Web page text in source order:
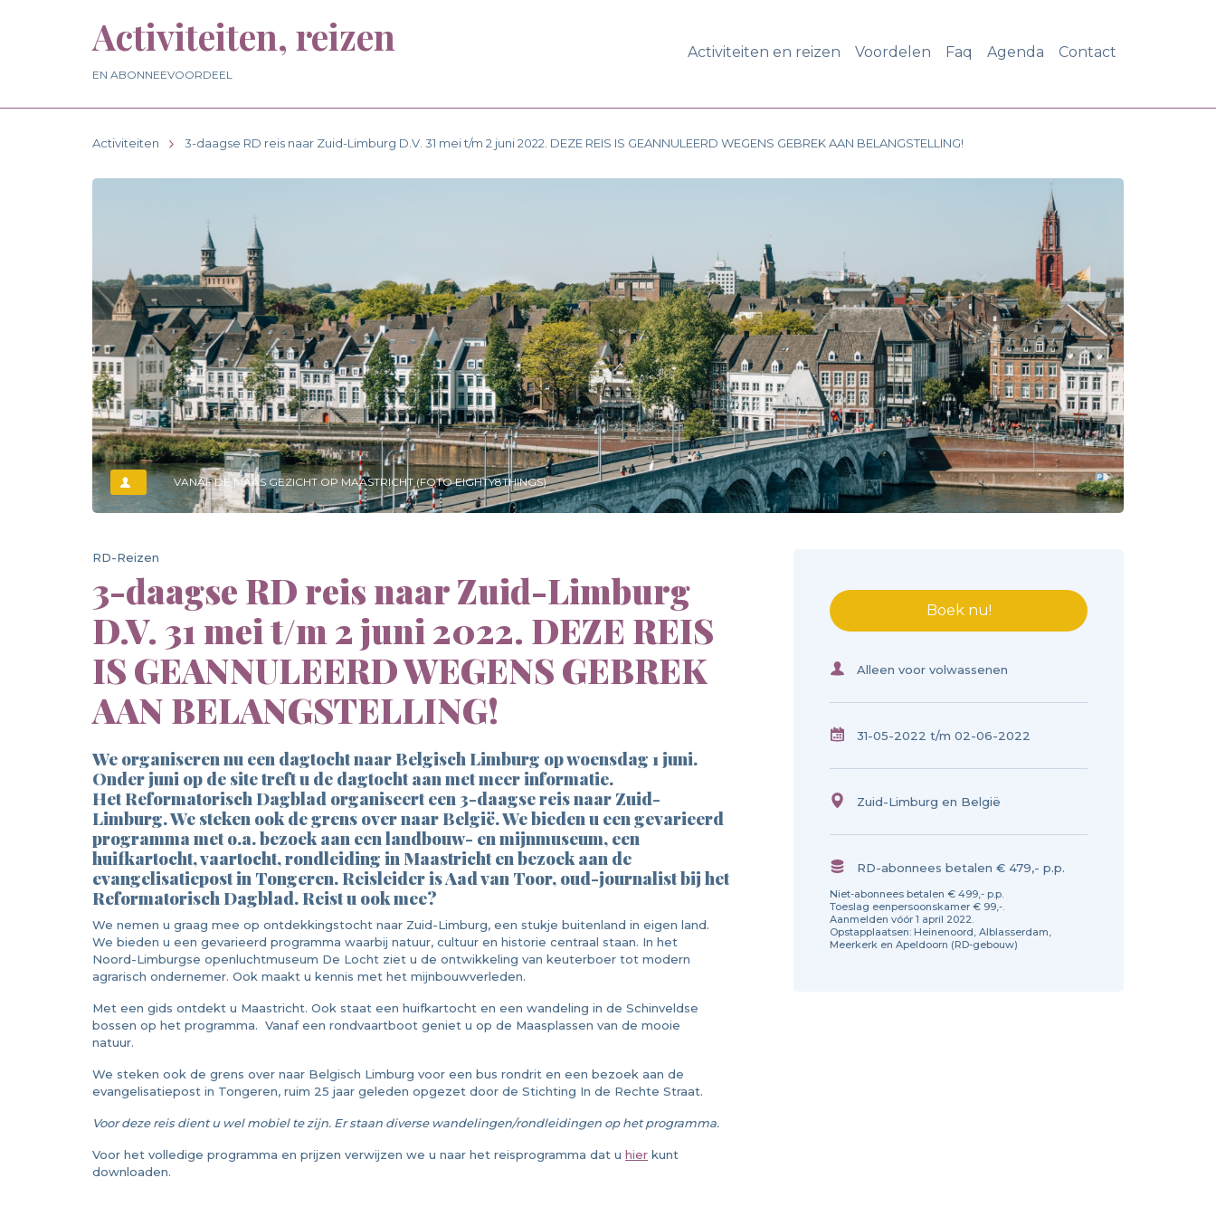
Activiteiten, reizen
EN ABONNEEVOORDEEL
Activiteiten en reizen Voordelen Faq Agenda Contact
Activiteiten 3-daagse RD reis naar Zuid-Limburg D.V. 31 mei t/m 2 juni 2022. DEZE REIS IS GEANNULEERD WEGENS GEBREK AAN BELANGSTELLING!
VANAF DE MAAS GEZICHT OP MAASTRICHT (FOTO EIGHTY8THINGS)
RD-Reizen
3-daagse RD reis naar Zuid-Limburg
D.V. 31 mei t/m 2 juni 2022. DEZE REIS
IS GEANNULEERD WEGENS GEBREK
AAN BELANGSTELLING!
We organiseren nu een dagtocht naar Belgisch Limburg op woensdag 1 juni.
Onder juni op de site treft u de dagtocht aan met meer informatie.
Het Reformatorisch Dagblad organiseert een 3-daagse reis naar Zuid-
Limburg. We steken ook de grens over naar België. We bieden u een gevarieerd
programma met o.a. bezoek aan een landbouw- en mijnmuseum, een
huifkartocht, vaartocht, rondleiding in Maastricht en bezoek aan de
evangelisatiepost in Tongeren. Reisleider is Aad van Toor, oud-journalist bij het
Reformatorisch Dagblad. Reist u ook mee?
We nemen u graag mee op ontdekkingstocht naar Zuid-Limburg, een stukje buitenland in eigen land.
We bieden u een gevarieerd programma waarbij natuur, cultuur en historie centraal staan. In het
Noord-Limburgse openluchtmuseum De Locht ziet u de ontwikkeling van keuterboer tot modern
agrarisch ondernemer. Ook maakt u kennis met het mijnbouwverleden.
Met een gids ontdekt u Maastricht. Ook staat een huifkartocht en een wandeling in de Schinveldse
bossen op het programma. Vanaf een rondvaartboot geniet u op de Maasplassen van de mooie
natuur.
We steken ook de grens over naar Belgisch Limburg voor een bus rondrit en een bezoek aan de
evangelisatiepost in Tongeren, ruim 25 jaar geleden opgezet door de Stichting In de Rechte Straat.
Voor deze reis dient u wel mobiel te zijn. Er staan diverse wandelingen/rondleidingen op het programma.
Voor het volledige programma en prijzen verwijzen we u naar het reisprogramma dat u hier kunt
downloaden.
Boek nu!
Alleen voor volwassenen
31-05-2022 t/m 02-06-2022
Zuid-Limburg en België
RD-abonnees betalen € 479,- p.p.
Niet-abonnees betalen € 499,- p.p.
Toeslag eenpersoonskamer € 99,-.
Aanmelden vóór 1 april 2022.
Opstapplaatsen: Heinenoord, Alblasserdam,
Meerkerk en Apeldoorn (RD-gebouw)